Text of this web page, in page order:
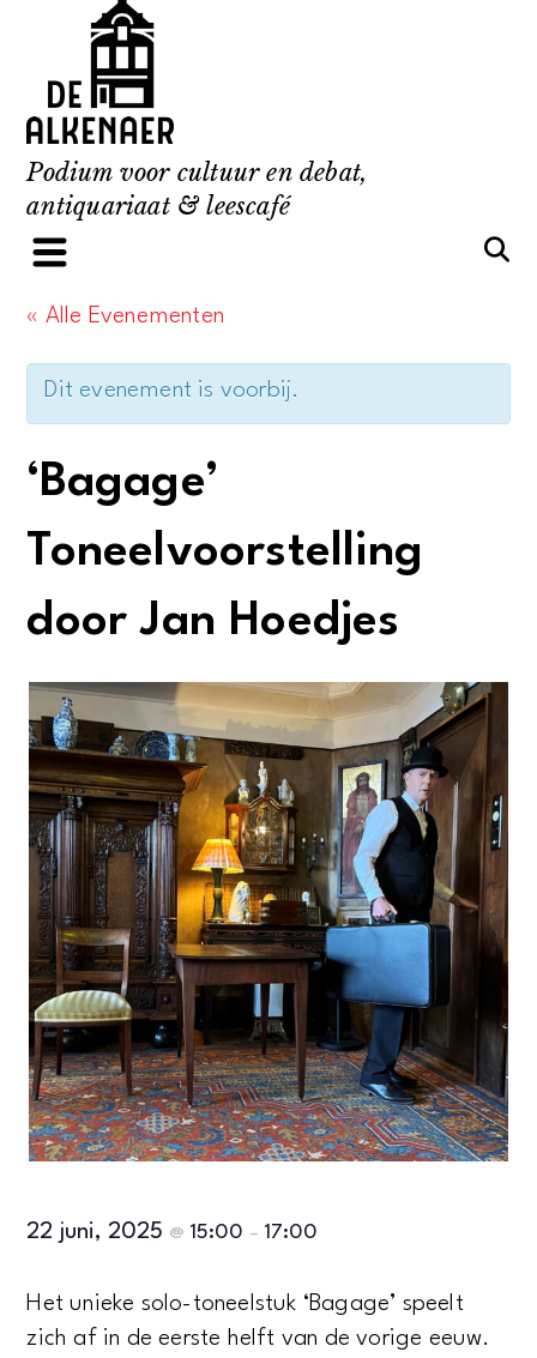
content
Podium voor cultuur en debat,
antiquariaat & leescafé
« Alle Evenementen
Dit evenement is voorbij.
‘Bagage’
Toneelvoorstelling
door Jan Hoedjes
22 juni, 2025 @ 15:00 – 17:00
Het unieke solo-toneelstuk ‘Bagage’ speelt
zich af in de eerste helft van de vorige eeuw.